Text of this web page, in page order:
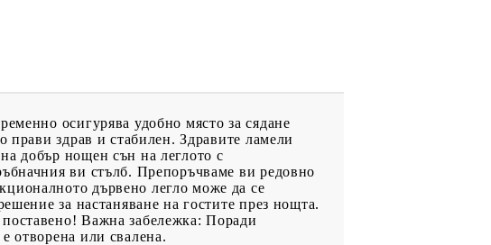
осигурява удобно място за сядане
прави здрав и стабилен. Здравите ламели
добър нощен сън на леглото с
ви стълб. Препоръчваме ви редовно
дървено легло може да се
за настаняване на гостите през нощта.
Важна забележка: Поради
отворена или свалена.